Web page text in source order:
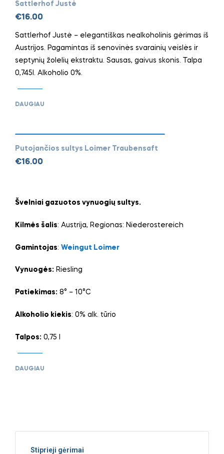
Sattlerhof Justė
€16.00
Sattlerhof Justė – elegantiškas nealkoholinis gėrimas iš
Austrijos. Pagamintas iš senovinės svarainių veislės ir
septynių žolelių ekstraktu. Sausas, gaivus skonis. Talpa
0,745l. Alkoholio 0%.
DAUGIAU
Putojančios sultys Loimer Traubensaft
€16.00
Švelniai gazuotos vynuogių sultys.
Kilmės šalis: Austrija, Regionas: Niederostereich
Gamintojas: Weingut Loimer
Vynuogės: Riesling
Patiekimas: 8° – 10°C
Alkoholio kiekis: 0% alk. tūrio
Talpos: 0,75 l
DAUGIAU
Stiprieji gėrimai